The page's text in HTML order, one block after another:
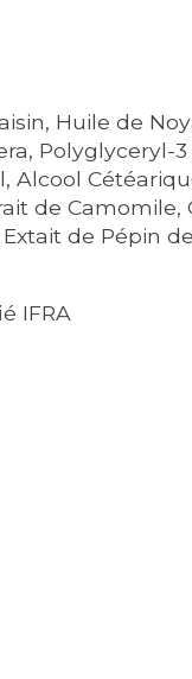
Huile de
Polyglyceryl-
de
de Pépin
IFRA